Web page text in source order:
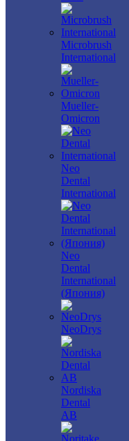
Microbrush
International
Mueller-
Omicron
Neo
Dental
International
Neo
Dental
International
(Япония)
NeoDrys
Nordiska
Dental
AB